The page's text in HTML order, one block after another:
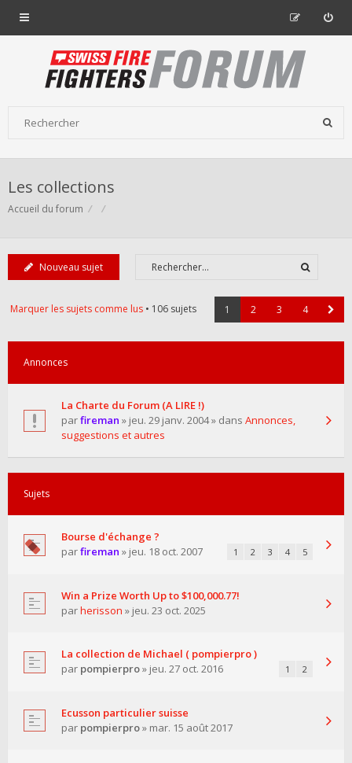
Les collections
Accueil du forum
Nouveau sujet
Marquer les sujets comme lus • 106 sujets 1 2 3 4
Annonces
La Charte du Forum (A LIRE !)
parfireman » jeu. 29 janv. 2004 » dans Annonces,
suggestions et autres
Sujets
Bourse d'échange ?
parfireman » jeu. 18 oct. 2007 1 2 3 4 5
Win a Prize Worth Up to $100,000.77!
parherisson » jeu. 23 oct. 2025
La collection de Michael ( pompierpro )
par pompierpro» jeu. 27 oct. 2016 1 2
Ecusson particulier suisse
par pompierpro» mar. 15 août 2017